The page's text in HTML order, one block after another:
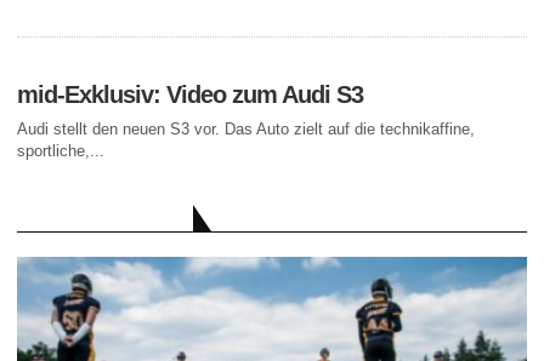
mid-Exklusiv: Video zum Audi S3
Audi stellt den neuen S3 vor. Das Auto zielt auf die technikaffine,
sportliche,...